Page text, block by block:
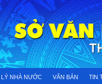
NHÀ NƯỚC VĂN BẢN TIN